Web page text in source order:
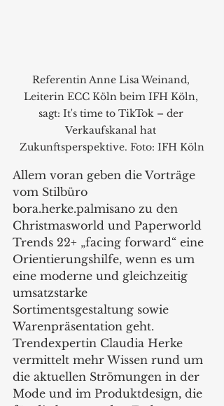
Referentin Anne Lisa Weinand,
Leiterin ECC Köln beim IFH Köln,
sagt: It's time to TikTok – der
Verkaufskanal hat
Zukunftsperspektive. Foto: IFH Köln
Allem voran geben die Vorträge
vom Stilbüro
bora.herke.palmisano zu den
Christmasworld und Paperworld
Trends 22+ „facing forward“ eine
Orientierungshilfe, wenn es um
eine moderne und gleichzeitig
umsatzstarke
Sortimentsgestaltung sowie
Warenpräsentation geht.
Trendexpertin Claudia Herke
vermittelt mehr Wissen rund um
die aktuellen Strömungen in der
Mode und im Produktdesign, die